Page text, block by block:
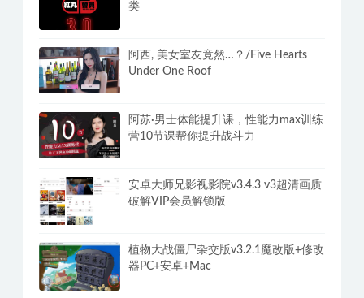
类
阿西, 美女室友竟然…？/Five Hearts
Under One Roof
阿苏·男士体能提升课，性能力max训练
营10节课帮你提升战斗力
安卓大师兄影视影院v3.4.3 v3超清画质
破解VIP会员解锁版
植物大战僵尸杂交版v3.2.1魔改版+修改
器PC+安卓+Mac